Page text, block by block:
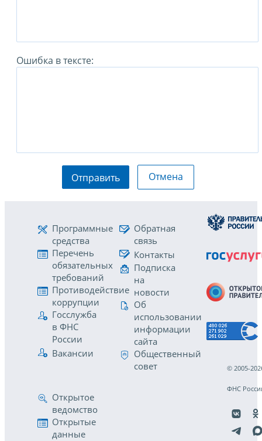
Ошибка в тексте:
Отправить Отмена
Программные
средства
Перечень
обязательных
требований
Противодействие
коррупции
Госслужба
в ФНС
России
Вакансии
Обратная
связь
Контакты
Подписка
на
новости
Об
использовании
информации
сайта
Общественный
совет
Открытое
ведомство
Открытые
данные
© 2005-
ФНС